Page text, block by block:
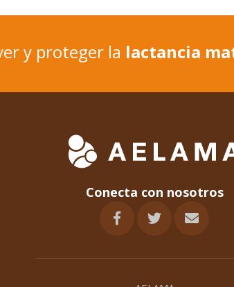
y proteger la lactancia
Conecta con nosotros